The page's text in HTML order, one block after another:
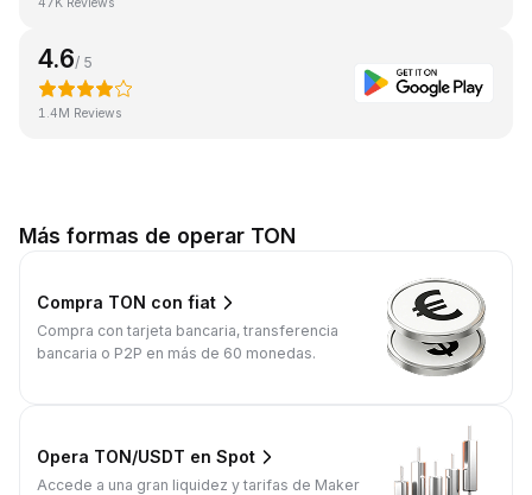
4.6/ 5
1.4M Reviews
Más formas de operar TON
Compra TON con fiat
Compra con tarjeta bancaria, transferencia
bancaria o P2P en más de 60 monedas.
Opera TON/USDT en Spot
Accede a una gran liquidez y tarifas de Maker